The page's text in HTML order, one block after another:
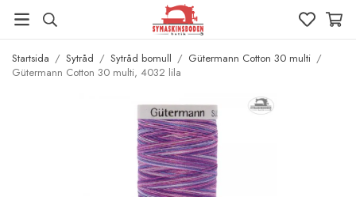
Startsida / Sytråd / Sytråd bomull / Gütermann Cotton 30 multi /
Gütermann Cotton 30 multi, 4032 lila